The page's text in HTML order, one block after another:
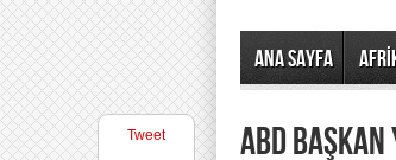
Ana Sayfa
ABD BAŞKAN
Tweet